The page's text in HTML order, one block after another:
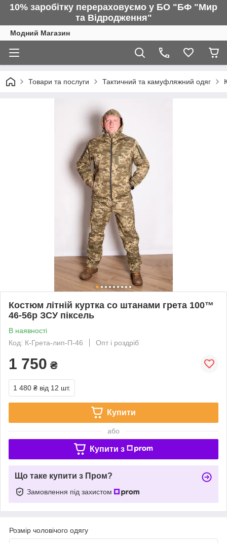
10% заробітку перераховуємо у БО "БФ "Мир
та Відродження"
Модний Магазин
Товари та послуги Тактичний та камуфляжний одяг
Костюм літній куртка со штанами грета 100™
46-56р ЗСУ піксель
В наявності
Код: К-Грета-лип-П-46
Опт і роздріб
1 750 ₴
1 480 ₴ від 12 шт.
Купити
або
Купити з
Що таке купити з Пром?
Замовлення під захистом
Розмір чоловічого одягу